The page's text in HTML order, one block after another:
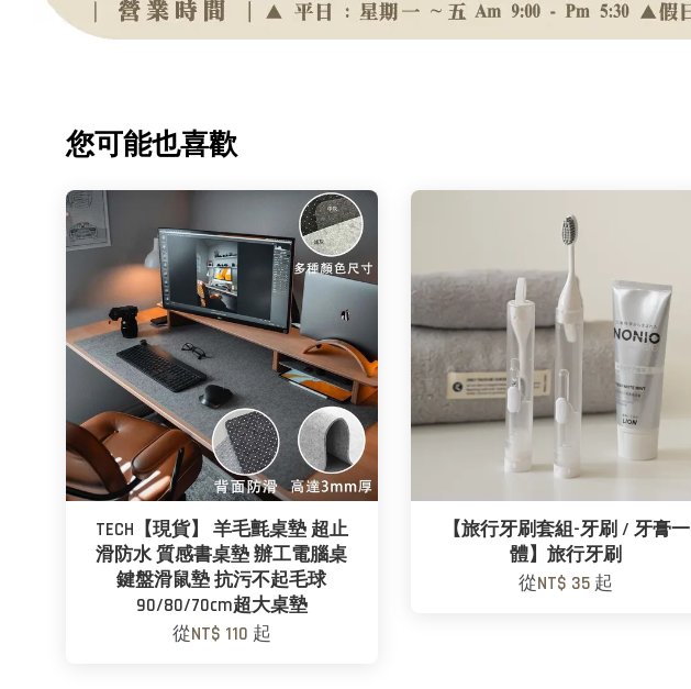
您可能也喜歡
TECH【現貨】 羊毛氈桌墊 超止
滑防水 質感書桌墊 辦工電腦桌
鍵盤滑鼠墊 抗污不起毛球
90/80/70cm超大桌墊
從NT$ 110 起
【旅行牙刷套組-牙刷 / 牙膏一
體】旅行牙刷
從NT$ 35 起